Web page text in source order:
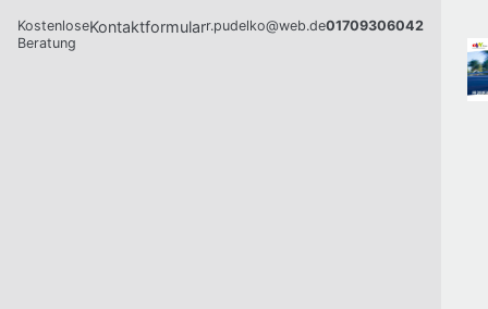
Kostenlose
Beratung
Kontaktformularr.pudelko@web.de01709306042